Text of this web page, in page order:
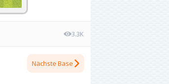
3.3K
Nächste Base